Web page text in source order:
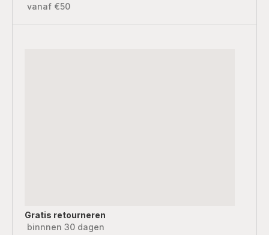
vanaf €50
Gratis retourneren
binnnen 30 dagen